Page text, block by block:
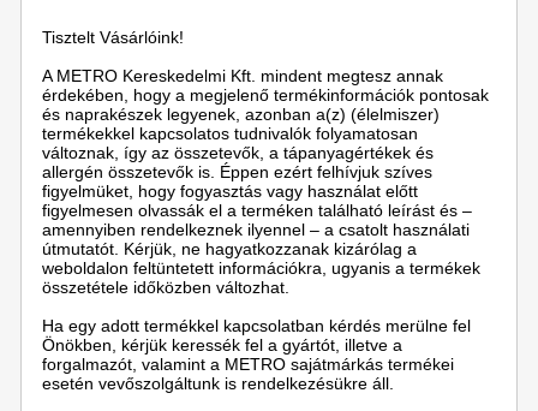
Tisztelt Vásárlóink!
A METRO Kereskedelmi Kft. mindent megtesz annak
érdekében, hogy a megjelenő termékinformációk pontosak
és naprakészek legyenek, azonban a(z) (élelmiszer)
termékekkel kapcsolatos tudnivalók folyamatosan
változnak, így az összetevők, a tápanyagértékek és
allergén összetevők is. Éppen ezért felhívjuk szíves
figyelmüket, hogy fogyasztás vagy használat előtt
figyelmesen olvassák el a terméken található leírást és –
amennyiben rendelkeznek ilyennel – a csatolt használati
útmutatót. Kérjük, ne hagyatkozzanak kizárólag a
weboldalon feltüntetett információkra, ugyanis a termékek
összetétele időközben változhat.
Ha egy adott termékkel kapcsolatban kérdés merülne fel
Önökben, kérjük keressék fel a gyártót, illetve a
forgalmazót, valamint a METRO sajátmárkás termékei
esetén vevőszolgáltunk is rendelkezésükre áll.